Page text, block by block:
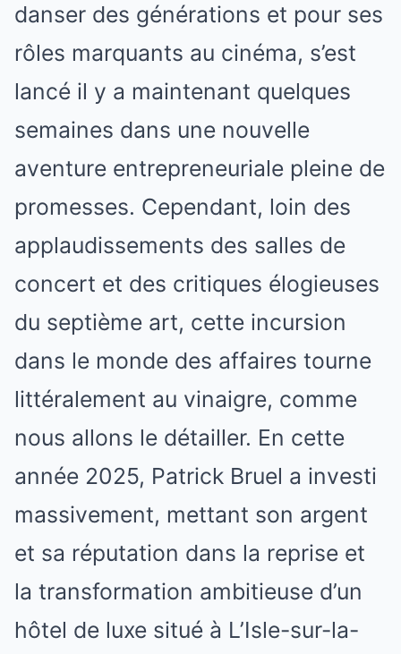
danser des générations et pour ses
rôles marquants au cinéma, s’est
lancé il y a maintenant quelques
semaines dans une nouvelle
aventure entrepreneuriale pleine de
promesses. Cependant, loin des
applaudissements des salles de
concert et des critiques élogieuses
du septième art, cette incursion
dans le monde des affaires tourne
littéralement au vinaigre, comme
nous allons le détailler. En cette
année 2025, Patrick Bruel a investi
massivement, mettant son argent
et sa réputation dans la reprise et
la transformation ambitieuse d’un
hôtel de luxe situé à L’Isle-sur-la-